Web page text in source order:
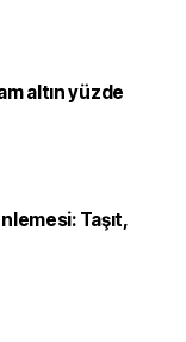
altın yüzde
Taşıt,